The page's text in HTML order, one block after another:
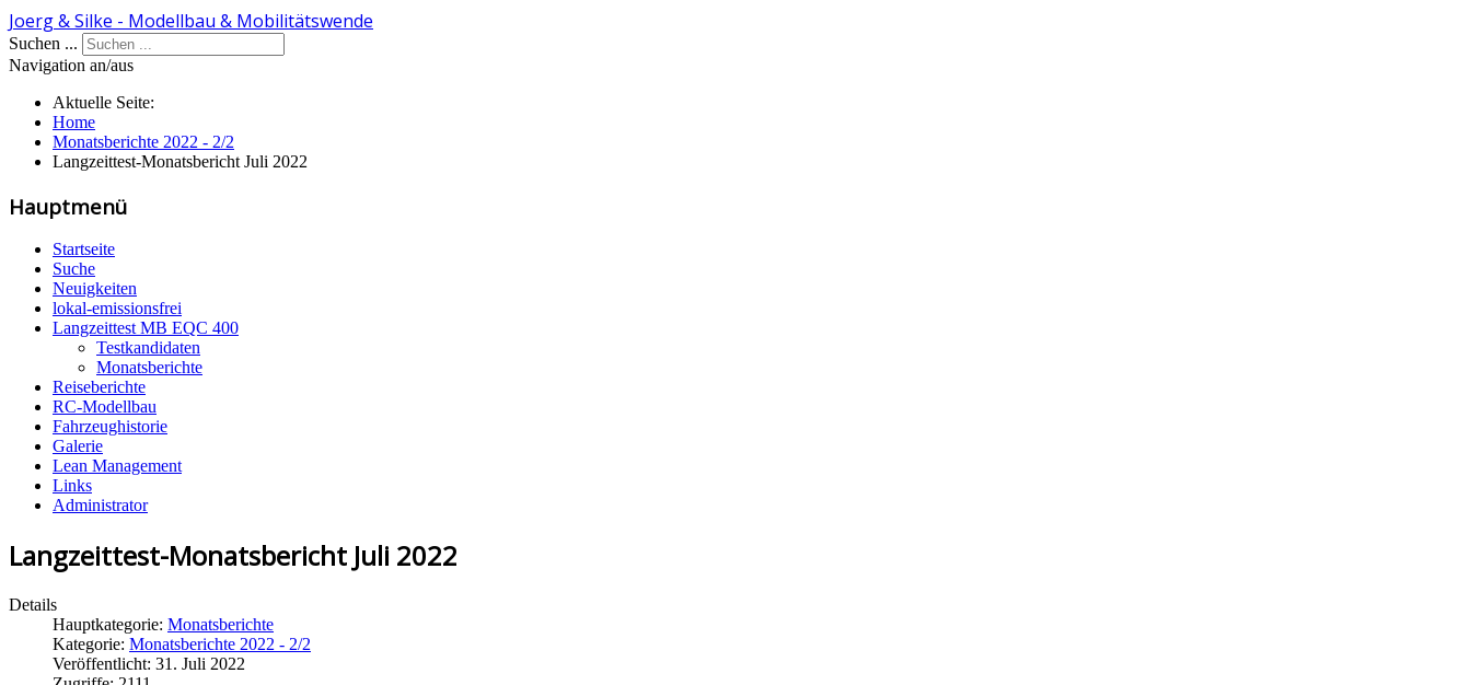
Joerg & Silke - Modellbau & Mobilitätswende
Suchen ...
Navigation an/aus
Aktuelle Seite:
Home
Monatsberichte 2022 - 2/2
Langzeittest-Monatsbericht Juli 2022
Hauptmenü
Startseite
Suche
Neuigkeiten
lokal-emissionsfrei
Langzeittest MB EQC 400
Testkandidaten
Monatsberichte
Reiseberichte
RC-Modellbau
Fahrzeughistorie
Galerie
Lean Management
Links
Administrator
Langzeittest-Monatsbericht Juli 2022
Details
Hauptkategorie: Monatsberichte
Kategorie: Monatsberichte 2022 - 2/2
Veröffentlicht: 31. Juli 2022